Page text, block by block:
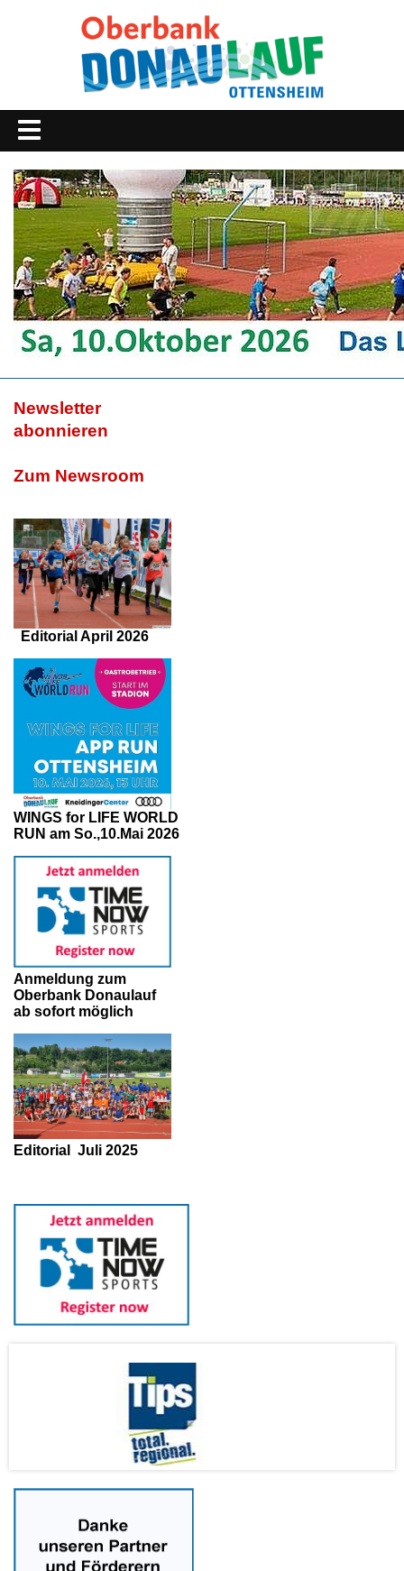
Newsletter
abonnieren
Zum Newsroom
Editorial April 2026
WINGS for LIFE WORLD
RUN am So.,10.Mai 2026
Anmeldung zum
Oberbank Donaulauf
ab sofort möglich
Editorial Juli 2025